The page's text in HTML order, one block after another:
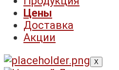
Цены
Доставка
Акции
X